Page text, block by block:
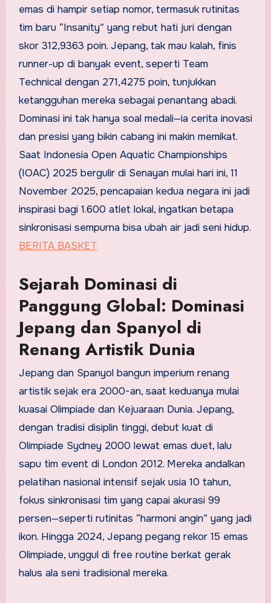
emas di hampir setiap nomor, termasuk rutinitas
tim baru “Insanity” yang rebut hati juri dengan
skor 312,9363 poin. Jepang, tak mau kalah, finis
runner-up di banyak event, seperti Team
Technical dengan 271,4275 poin, tunjukkan
ketangguhan mereka sebagai penantang abadi.
Dominasi ini tak hanya soal medali—ia cerita inovasi
dan presisi yang bikin cabang ini makin memikat.
Saat Indonesia Open Aquatic Championships
(IOAC) 2025 bergulir di Senayan mulai hari ini, 11
November 2025, pencapaian kedua negara ini jadi
inspirasi bagi 1.600 atlet lokal, ingatkan betapa
sinkronisasi sempurna bisa ubah air jadi seni hidup.
BERITA BASKET
Sejarah Dominasi di
Panggung Global: Dominasi
Jepang dan Spanyol di
Renang Artistik Dunia
Jepang dan Spanyol bangun imperium renang
artistik sejak era 2000-an, saat keduanya mulai
kuasai Olimpiade dan Kejuaraan Dunia. Jepang,
dengan tradisi disiplin tinggi, debut kuat di
Olimpiade Sydney 2000 lewat emas duet, lalu
sapu tim event di London 2012. Mereka andalkan
pelatihan nasional intensif sejak usia 10 tahun,
fokus sinkronisasi tim yang capai akurasi 99
persen—seperti rutinitas “harmoni angin” yang jadi
ikon. Hingga 2024, Jepang pegang rekor 15 emas
Olimpiade, unggul di free routine berkat gerak
halus ala seni tradisional mereka.